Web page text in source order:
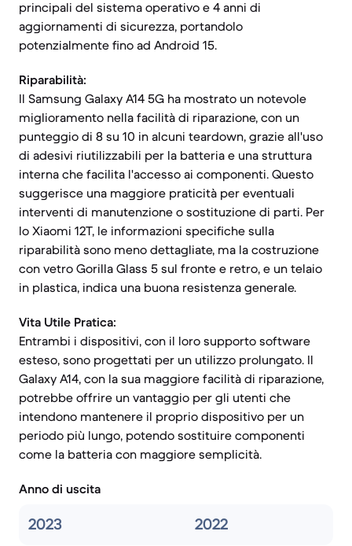
principali del sistema operativo e 4 anni di
aggiornamenti di sicurezza, portandolo
potenzialmente fino ad Android 15.
Riparabilità:
Il Samsung Galaxy A14 5G ha mostrato un notevole
miglioramento nella facilità di riparazione, con un
punteggio di 8 su 10 in alcuni teardown, grazie all'uso
di adesivi riutilizzabili per la batteria e una struttura
interna che facilita l'accesso ai componenti. Questo
suggerisce una maggiore praticità per eventuali
interventi di manutenzione o sostituzione di parti. Per
lo Xiaomi 12T, le informazioni specifiche sulla
riparabilità sono meno dettagliate, ma la costruzione
con vetro Gorilla Glass 5 sul fronte e retro, e un telaio
in plastica, indica una buona resistenza generale.
Vita Utile Pratica:
Entrambi i dispositivi, con il loro supporto software
esteso, sono progettati per un utilizzo prolungato. Il
Galaxy A14, con la sua maggiore facilità di riparazione,
potrebbe offrire un vantaggio per gli utenti che
intendono mantenere il proprio dispositivo per un
periodo più lungo, potendo sostituire componenti
come la batteria con maggiore semplicità.
Anno di uscita
2023 2022